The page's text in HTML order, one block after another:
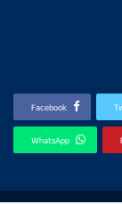
Facebook
WhatsApp